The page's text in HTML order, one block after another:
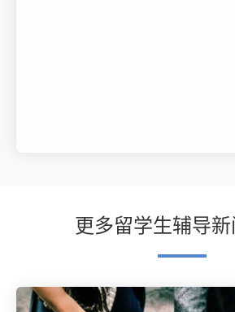
更多留学生辅导